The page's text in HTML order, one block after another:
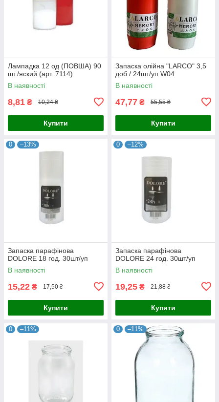
Лампадка 12 од (ПОВША) 90
шт./яский (арт. 7114)
В наявності
8,81 ₴ 10,24 ₴
Купити
Запаска олійна "LARCO" 3,5
доб / 24шт/уп W04
В наявності
47,77 ₴ 55,55 ₴
Купити
0 –13%
Запаска парафінова
DOLORE 18 год. 30шт/уп
В наявності
15,22 ₴ 17,50 ₴
Купити
0 –12%
Запаска парафінова
DOLORE 24 год. 30шт/уп
В наявності
19,25 ₴ 21,88 ₴
Купити
0 –11% 0 –11%